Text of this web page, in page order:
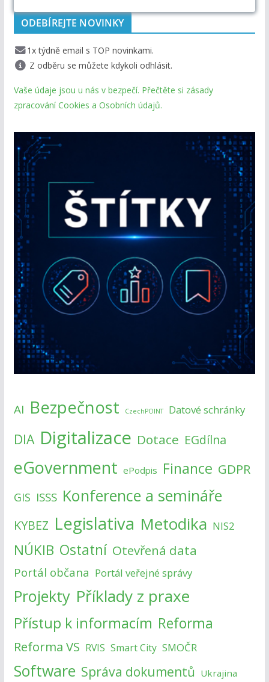
ODEBÍREJTE NOVINKY
1x týdně email s TOP novinkami.
Z odběru se můžete kdykoli odhlásit.
Vaše údaje jsou u nás v bezpečí. Přečtěte si zásady
zpracování Cookies a Osobních údajů.
AI Bezpečnost CzechPOINT Datové schránky
DIA Digitalizace Dotace EGdílna
eGovernment ePodpis Finance GDPR
GIS ISSS Konference a semináře
KYBEZ Legislativa Metodika NIS2
NÚKIB Ostatní Otevřená data
Portál občana Portál veřejné správy
Projekty Příklady z praxe
Přístup k informacím Reforma
Reforma VS RVIS Smart City SMOČR
Software Správa dokumentů Ukrajina